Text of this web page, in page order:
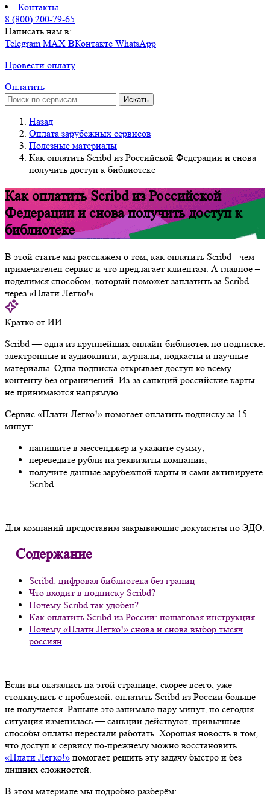
Контакты
8 (800) 200-79-65
Написать нам в:
TelegramMAX ВКонтакте WhatsApp
Провести оплату
Оплатить
Искать
Назад
Оплата зарубежных сервисов
Полезные материалы
Как оплатить Scribd из Российской Федерации и снова
получить доступ к библиотеке
Как оплатить Scribd из Российской
Федерации и снова получить доступ к
библиотеке
В этой статье мы расскажем о том, как оплатить Scribd - чем
примечателен сервис и что предлагает клиентам. А главное –
поделимся способом, который поможет заплатить за Scribd
через «Плати Легко!».
Кратко от ИИ
Scribd — одна из крупнейших онлайн-библиотек по подписке:
электронные и аудиокниги, журналы, подкасты и научные
материалы. Одна подписка открывает доступ ко всему
контенту без ограничений. Из-за санкций российские карты
не принимаются напрямую.
Сервис «Плати Легко!» помогает оплатить подписку за 15
минут:
напишите в мессенджер и укажите сумму;
переведите рубли на реквизиты компании;
получите данные зарубежной карты и сами активируете
Scribd.
Для компаний предоставим закрывающие документы по ЭДО.
Содержание
Scribd: цифровая библиотека без границ
Что входит в подписку Scribd?
Почему Scribd так удобен?
Как оплатить Scribd из России: пошаговая инструкция
Почему «Плати Легко!» снова и снова выбор тысяч
россиян
Если вы оказались на этой странице, скорее всего, уже
столкнулись с проблемой: оплатить Scribd из России больше
не получается. Раньше это занимало пару минут, но сегодня
ситуация изменилась — санкции действуют, привычные
способы оплаты перестали работать. Хорошая новость в том,
что доступ к сервису по-прежнему можно восстановить.
«Плати Легко!» помогает решить эту задачу быстро и без
лишних сложностей.
В этом материале мы подробно разберём: